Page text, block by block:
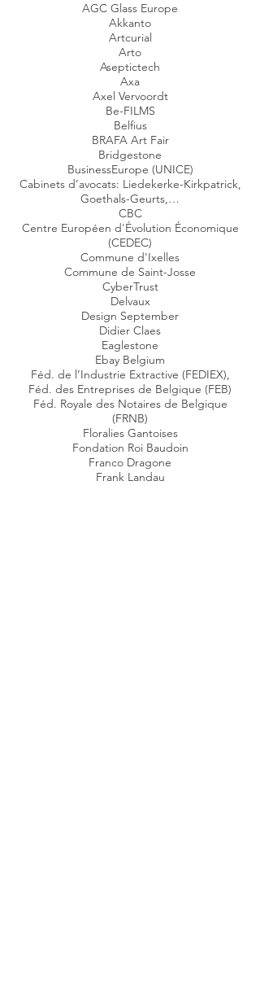
AGC Glass Europe
Akkanto
Artcurial
Arto
Aseptictech
Axa
Axel Vervoordt
Be-FILMS
Belfius
BRAFA Art Fair
Bridgestone
BusinessEurope (UNICE)
Cabinets d’avocats: Liedekerke-Kirkpatrick,
Goethals-Geurts,…
CBC
Centre Européen d'Évolution Économique
(CEDEC)
Commune d'Ixelles
Commune de Saint-Josse
CyberTrust
Delvaux
Design September
Didier Claes
Eaglestone
Ebay Belgium
Féd. de l’Industrie Extractive (FEDIEX),
Féd. des Entreprises de Belgique (FEB)
Féd. Royale des Notaires de Belgique
(FRNB)
Floralies Gantoises
Fondation Roi Baudoin
Franco Dragone
Frank Landau